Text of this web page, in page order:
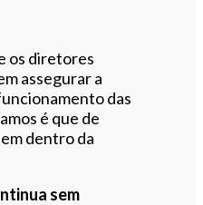
os diretores
assegurar a
das
é que de
dentro da
sem